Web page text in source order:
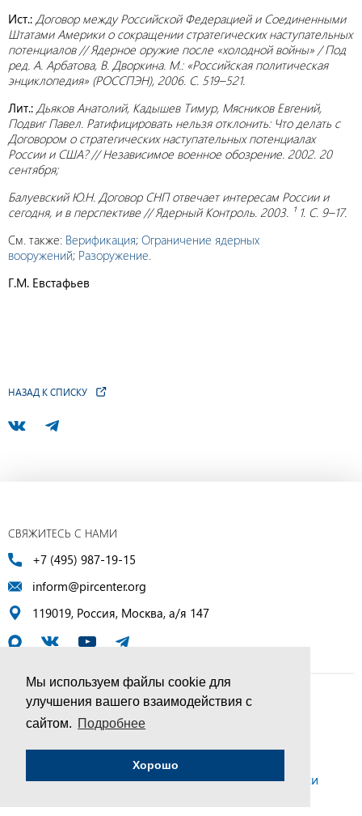
Мы используем файлы cookie для
улучшения вашего взаимодействия с
сайтом. Подробнее
Хорошо
Ист.: Договор между Российской Федерацией и Соединенными
Штатами Америки о сокращении стратегических наступательных
потенциалов // Ядерное оружие после «холодной войны» / Под
ред. А. Арбатова, В. Дворкина. М.: «Российская политическая
энциклопедия» (РОССПЭН), 2006. С. 519–521.
Лит.: Дьяков Анатолий, Кадышев Тимур, Мясников Евгений,
Подвиг Павел. Ратифицировать нельзя отклонить: Что делать с
Договором о стратегических наступательных потенциалах
России и США? // Независимое военное обозрение. 2002. 20
сентября;
Балуевский Ю.Н. Договор СНП отвечает интересам России и
сегодня, и в перспективе // Ядерный Контроль. 2003. ¹ 1. С. 9–17.
См. также: Верификация; Ограничение ядерных
вооружений; Разоружение.
Г.М. Евстафьев
НАЗАД К СПИСКУ
СВЯЖИТЕСЬ С НАМИ
+7 (495) 987-19-15
inform@pircenter.org
119019, Россия, Москва, а/я 147
© ПИР-Центр, 1994–2025 | Все права защищены
Соглашение об обработке персональных данных
Политика конфиденциальности и условия обработки